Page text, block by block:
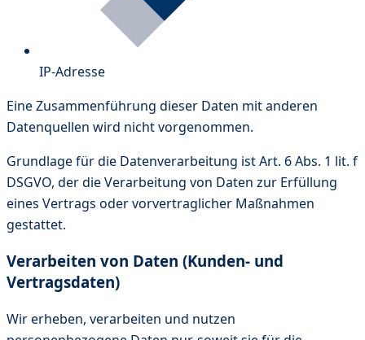
IP-Adresse
Eine Zusammenführung dieser Daten mit anderen
Datenquellen wird nicht vorgenommen.
Grundlage für die Datenverarbeitung ist Art. 6 Abs. 1 lit. f
DSGVO, der die Verarbeitung von Daten zur Erfüllung
eines Vertrags oder vorvertraglicher Maßnahmen
gestattet.
Verarbeiten von Daten (Kunden- und
Vertragsdaten)
Wir erheben, verarbeiten und nutzen